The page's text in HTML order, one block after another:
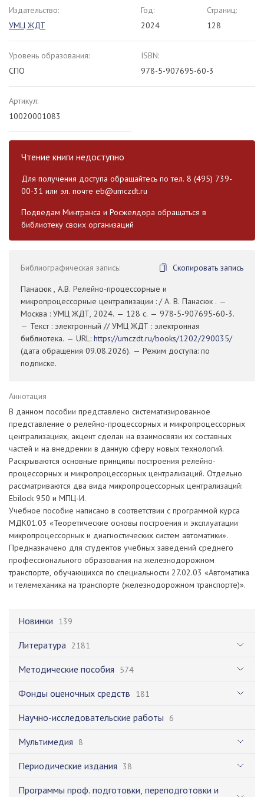
Новинки 139
Литература 2181
Методические пособия 574
Фонды оценочных средств 181
Научно-исследовательские работы 6
Мультимедия 8
Периодические издания 38
Программы проф. подготовки, переподготовки и
Издательство:
УМЦ ЖДТ
Год:
2024
Страниц:
128
Уровень образования:
СПО
ISBN:
978-5-907695-60-3
Артикул:
10020001083
Чтение книги недоступно
Для получения доступа обращайтесь по тел. 8 (495) 739-
00-31 или эл. почте eb@umczdt.ru
Подведам Минтранса и Росжелдора обращаться в
библиотеку своих организаций
Библиографическая запись:
Скопировать запись
Панасюк , А.В. Релейно-процессорные и
микропроцессорные централизации : / А. В. Панасюк . —
Москва : УМЦ ЖДТ, 2024. — 128 с. — 978-5-907695-60-3.
— Текст : электронный // УМЦ ЖДТ : электронная
библиотека. — URL: https://umczdt.ru/books/1202/290035/
(дата обращения 09.08.2026). — Режим доступа: по
подписке.
Аннотация
В данном пособии представлено систематизированное
представление о релейно-процессорных и микропроцессорных
централизациях, акцент сделан на взаимосвязи их составных
частей и на внедрении в данную сферу новых технологий.
Раскрываются основные принципы построения релейно-
процессорных и микропроцессорных централизаций. Отдельно
рассматриваются два вида микропроцессорных централизаций:
Ebilock 950 и МПЦ-И.
Учебное пособие написано в соответствии с программой курса
МДК01.03 «Теоретические основы построения и эксплуатации
микропроцессорных и диагностических систем автоматики».
Предназначено для студентов учебных заведений среднего
профессионального образования на железнодорожном
транспорте, обучающихся по специальности 27.02.03 «Автоматика
и телемеханика на транспорте (железнодорожном транспорте)».